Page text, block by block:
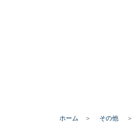
ホーム ＞ その他